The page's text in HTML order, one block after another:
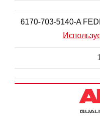
6170-703-5140-A